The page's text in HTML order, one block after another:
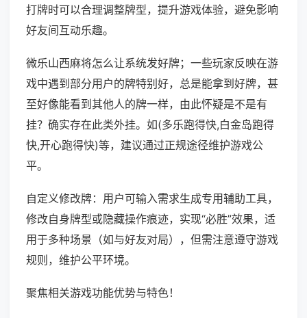
打牌时可以合理调整牌型，提升游戏体验，避免影响
好友间互动乐趣。
微乐山西麻将怎么让系统发好牌；一些玩家反映在游
戏中遇到部分用户的牌特别好，总是能拿到好牌，甚
至好像能看到其他人的牌一样，由此怀疑是不是有
挂？确实存在此类外挂。如(多乐跑得快,白金岛跑得
快,开心跑得快)等，建议通过正规途径维护游戏公
平。
自定义修改牌：用户可输入需求生成专用辅助工具，
修改自身牌型或隐藏操作痕迹，实现“必胜”效果，适
用于多种场景（如与好友对局），但需注意遵守游戏
规则，维护公平环境。
聚焦相关游戏功能优势与特色！